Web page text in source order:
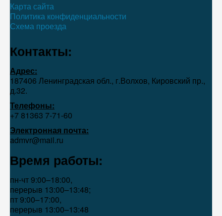
Карта сайта
Политика конфиденциальности
Схема проезда
Контакты:
Адрес:
187406 Ленинградская обл., г.Волхов, Кировский пр.,
д.32.
Телефоны:
+7 81363 7‑71-60
Электронная почта:
admvr@mail.ru
Время работы:
пн-чт 9:00–18:00,
перерыв 13:00–13:48;
пт 9:00–17:00,
перерыв 13:00–13:48